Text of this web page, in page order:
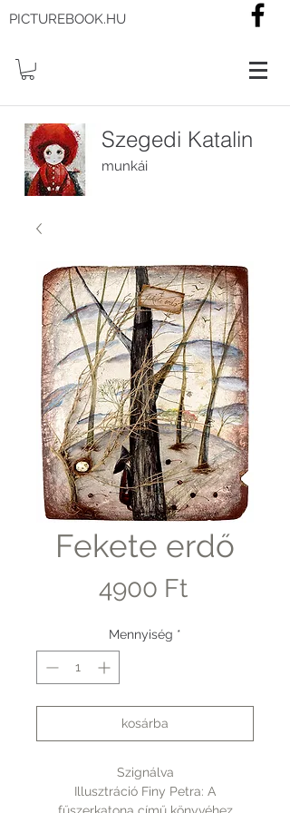
PICTUREBOOK.HU
Szegedi Katalin
munkái
Fekete erdő
4900 FtÁr
Mennyiség *
kosárba
Szignálva
Illusztráció Finy Petra: A
fűszerkatona című könyvéhez